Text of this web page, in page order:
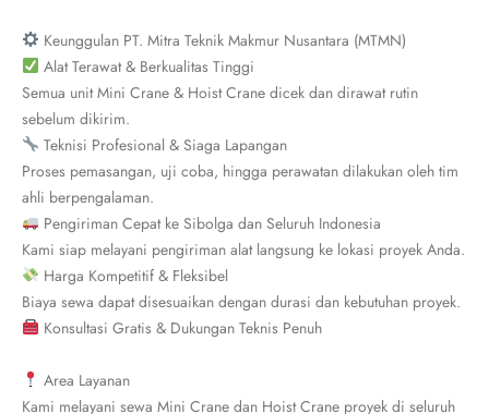
Keunggulan PT. Mitra Teknik Makmur Nusantara (MTMN)
Alat Terawat & Berkualitas Tinggi
Semua unit Mini Crane & Hoist Crane dicek dan dirawat rutin
sebelum dikirim.
Teknisi Profesional & Siaga Lapangan
Proses pemasangan, uji coba, hingga perawatan dilakukan oleh tim
ahli berpengalaman.
Pengiriman Cepat ke Sibolga dan Seluruh Indonesia
Kami siap melayani pengiriman alat langsung ke lokasi proyek Anda.
Harga Kompetitif & Fleksibel
Biaya sewa dapat disesuaikan dengan durasi dan kebutuhan proyek.
Konsultasi Gratis & Dukungan Teknis Penuh
Area Layanan
Kami melayani sewa Mini Crane dan Hoist Crane proyek di seluruh